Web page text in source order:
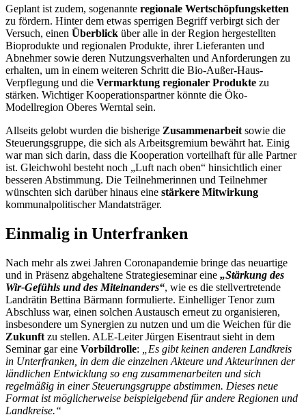
Geplant ist zudem, sogenannte regionale Wertschöpfungsketten
zu fördern. Hinter dem etwas sperrigen Begriff verbirgt sich der
Versuch, einen Überblick über alle in der Region hergestellten
Bioprodukte und regionalen Produkte, ihrer Lieferanten und
Abnehmer sowie deren Nutzungsverhalten und Anforderungen zu
erhalten, um in einem weiteren Schritt die Bio-Außer-Haus-
Verpflegung und die Vermarktung regionaler Produkte zu
stärken. Wichtiger Kooperationspartner könnte die Öko-
Modellregion Oberes Werntal sein.
Allseits gelobt wurden die bisherige Zusammenarbeit sowie die
Steuerungsgruppe, die sich als Arbeitsgremium bewährt hat. Einig
war man sich darin, dass die Kooperation vorteilhaft für alle Partner
ist. Gleichwohl besteht noch „Luft nach oben“ hinsichtlich einer
besseren Abstimmung. Die Teilnehmerinnen und Teilnehmer
wünschten sich darüber hinaus eine stärkere Mitwirkung
kommunalpolitischer Mandatsträger.
Einmalig in Unterfranken
Nach mehr als zwei Jahren Coronapandemie bringe das neuartige
und in Präsenz abgehaltene Strategieseminar eine „Stärkung des
Wir-Gefühls und des Miteinanders“, wie es die stellvertretende
Landrätin Bettina Bärmann formulierte. Einhelliger Tenor zum
Abschluss war, einen solchen Austausch erneut zu organisieren,
insbesondere um Synergien zu nutzen und um die Weichen für die
Zukunft zu stellen. ALE-Leiter Jürgen Eisentraut sieht in dem
Seminar gar eine Vorbildrolle:
„Es gibt keinen anderen Landkreis
in Unterfranken, in dem die einzelnen Akteure und Akteurinnen der
ländlichen Entwicklung so eng zusammenarbeiten und sich
regelmäßig in einer Steuerungsgruppe abstimmen. Dieses neue
Format ist möglicherweise beispielgebend für andere Regionen und
Landkreise.“